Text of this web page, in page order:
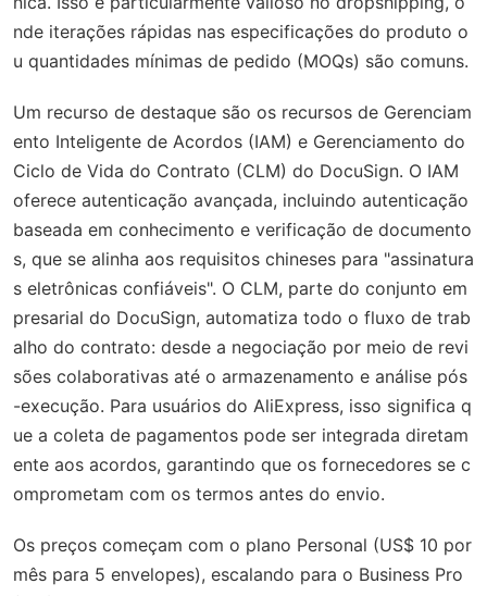
nde iterações rápidas nas especificações do produto o
u quantidades mínimas de pedido (MOQs) são comuns.
Um recurso de destaque são os recursos de Gerenciam
ento Inteligente de Acordos (IAM) e Gerenciamento do
Ciclo de Vida do Contrato (CLM) do DocuSign. O IAM
oferece autenticação avançada, incluindo autenticação
baseada em conhecimento e verificação de documento
s, que se alinha aos requisitos chineses para "assinatura
s eletrônicas confiáveis". O CLM, parte do conjunto em
presarial do DocuSign, automatiza todo o fluxo de trab
alho do contrato: desde a negociação por meio de revi
sões colaborativas até o armazenamento e análise pós
-execução. Para usuários do AliExpress, isso significa q
ue a coleta de pagamentos pode ser integrada diretam
ente aos acordos, garantindo que os fornecedores se c
omprometam com os termos antes do envio.
Os preços começam com o plano Personal (US$ 10 por
mês para 5 envelopes), escalando para o Business Pro